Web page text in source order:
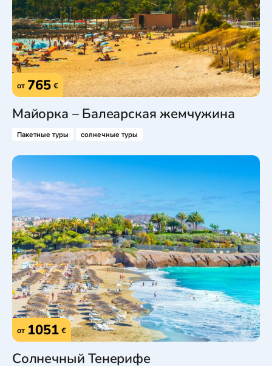
от 765 €
Майорка – Балеарская жемчужина
Пакетные туры солнечные туры
от 1051 €
Солнечный Тенерифе